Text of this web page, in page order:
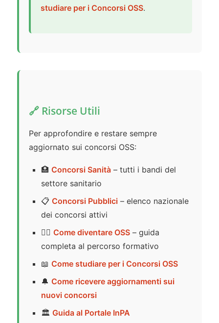
studiare per i Concorsi OSS.
🔗 Risorse Utili
Per approfondire e restare sempre
aggiornato sui concorsi OSS:
🏥 Concorsi Sanità – tutti i bandi del
settore sanitario
📋 Concorsi Pubblici – elenco nazionale
dei concorsi attivi
👨‍⚕️ Come diventare OSS – guida
completa al percorso formativo
📖 Come studiare per i Concorsi OSS
🔔 Come ricevere aggiornamenti sui
nuovi concorsi
🏛️ Guida al Portale InPA